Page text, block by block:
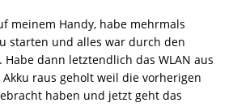
meinem Handy, habe mehrmals
starten und alles war durch den
dann letztendlich das WLAN aus
raus geholt weil die vorherigen
haben und jetzt geht das